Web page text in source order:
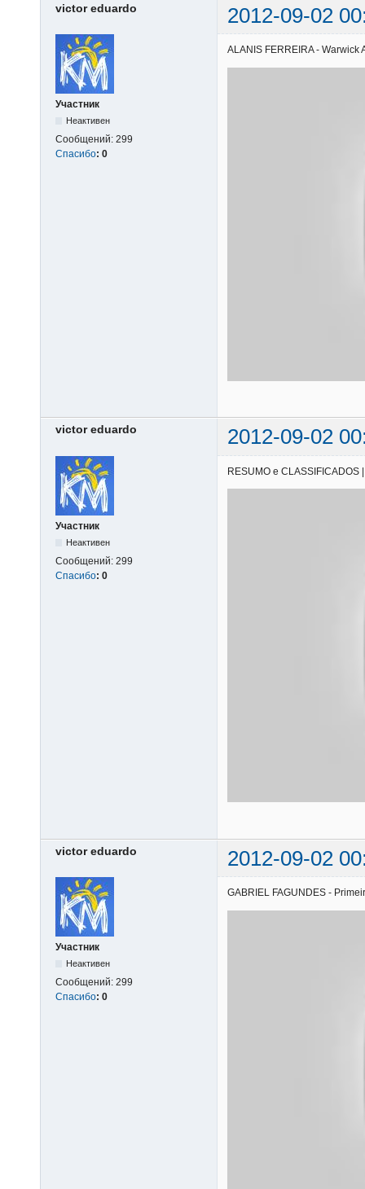
victor eduardo 2012-09-02
Участник
Неактивен
Сообщений: 299
Спасибо: 0
ALANIS FERREIRA - Warwick
victor eduardo 2012-09-02
Участник
Неактивен
Сообщений: 299
Спасибо: 0
RESUMO e
victor eduardo 2012-09-02
Участник
Неактивен
Сообщений: 299
Спасибо: 0
GABRIEL FAGUNDES -